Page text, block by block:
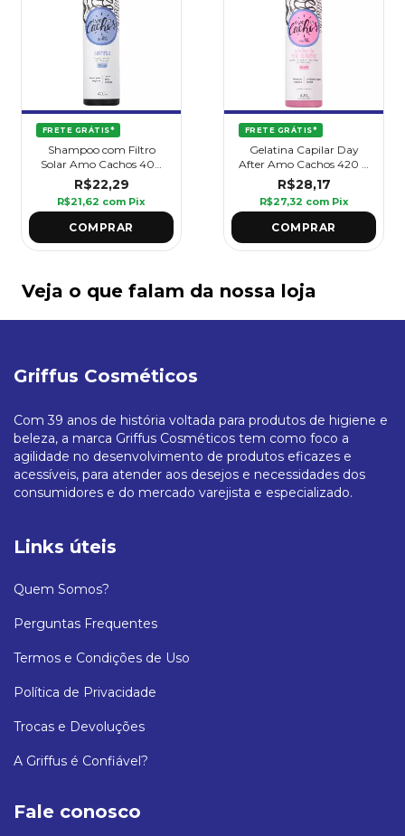
FRETE GRÁTIS*
Shampoo com Filtro
Solar Amo Cachos 400
ml - Griffus
R$22,29
R$21,62 com Pix
FRETE GRÁTIS*
Gelatina Capilar Day
After Amo Cachos 420 g
- Griffus
R$28,17
R$27,32 com Pix
Veja o que falam da nossa loja
Griffus Cosméticos
Com 39 anos de história voltada para produtos de higiene e
beleza, a marca Griffus Cosméticos tem como foco a
agilidade no desenvolvimento de produtos eficazes e
acessíveis, para atender aos desejos e necessidades dos
consumidores e do mercado varejista e especializado.
Links úteis
Quem Somos?
Perguntas Frequentes
Termos e Condições de Uso
Política de Privacidade
Trocas e Devoluções
A Griffus é Confiável?
Fale conosco